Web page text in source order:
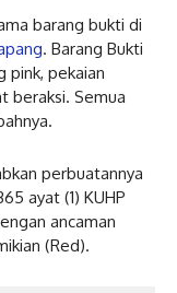
barang bukti di
. Barang Bukti
pink, pekaian
beraksi. Semua
perbuatannya
ayat (1) KUHP
ancaman
(Red).